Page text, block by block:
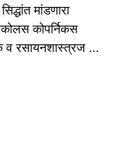
मांडणारा
कोपर्निकस
व रसायनशास्त्रज …